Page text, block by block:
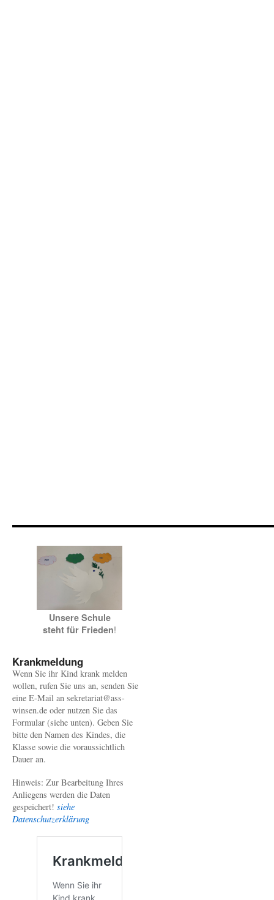
Unsere Schule
steht für Frieden!
Krankmeldung
Wenn Sie ihr Kind krank melden
wollen, rufen Sie uns an, senden Sie
eine E-Mail an sekretariat@ass-
winsen.de oder nutzen Sie das
Formular (siehe unten). Geben Sie
bitte den Namen des Kindes, die
Klasse sowie die voraussichtlich
Dauer an.
Hinweis: Zur Bearbeitung Ihres
Anliegens werden die Daten
gespeichert! siehe
Datenschutzerklärung